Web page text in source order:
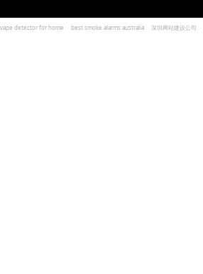
vape detector for home best smoke alarms australia 深圳网站建设公司